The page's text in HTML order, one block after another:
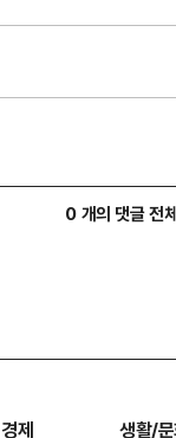
0 개의 댓글 전
경제 생활/